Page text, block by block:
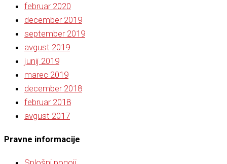
februar 2020
december 2019
september 2019
avgust 2019
junij 2019
marec 2019
december 2018
februar 2018
avgust 2017
Pravne informacije